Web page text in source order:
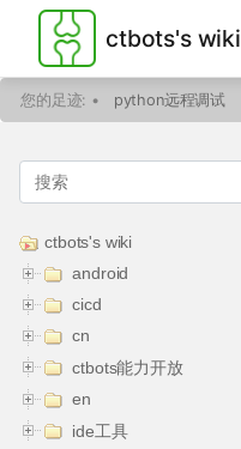
ctbots's wiki
您的足迹: • python远程调试
ctbots's wiki
android
cicd
cn
ctbots能力开放
en
ide工具